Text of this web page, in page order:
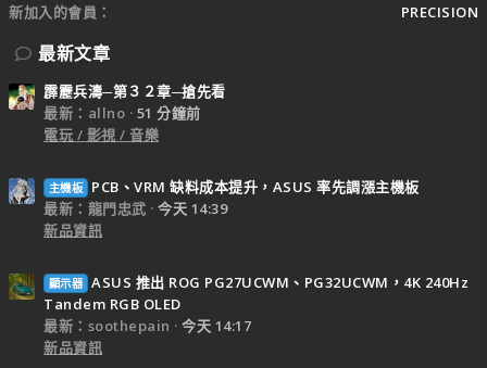
新加入的會員
PRECISION
最新文章
霹靂兵濤─第３２章─搶先看
最新：allno
51 分鐘前
電玩 / 影視 / 音樂
主機板
PCB、VRM 缺料成本提升，ASUS 率先調漲主機板
最新：龍門忠武
今天 14:39
新品資訊
顯示器 ASUS 推出 ROG PG27UCWM、PG32UCWM，4K 240Hz
Tandem RGB OLED
最新：soothepain
今天 14:17
新品資訊